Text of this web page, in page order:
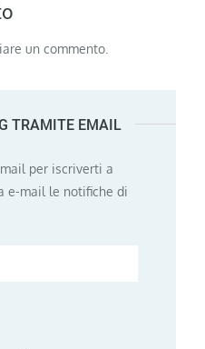
un commento.
TRAMITE EMAIL
per iscriverti a
e-mail le notifiche di